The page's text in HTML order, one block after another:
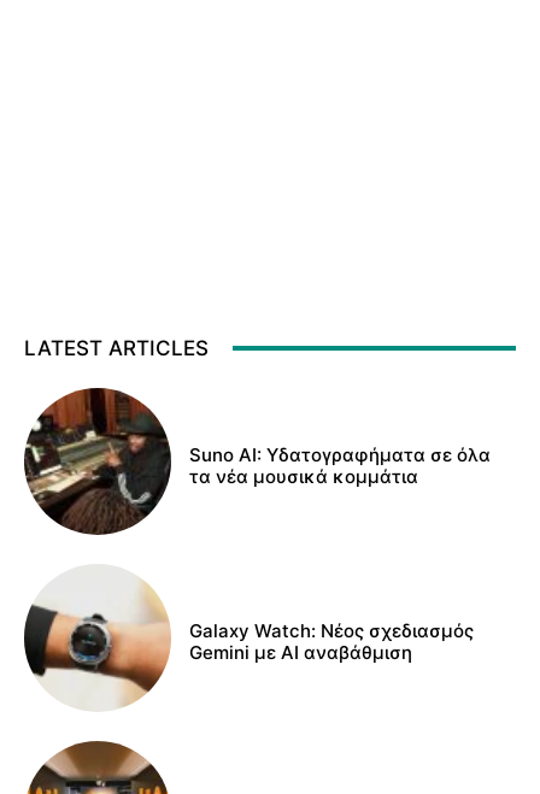
LATEST ARTICLES
Suno AI: Υδατογραφήματα σε όλα
τα νέα μουσικά κομμάτια
Galaxy Watch: Νέος σχεδιασμός
Gemini με AI αναβάθμιση